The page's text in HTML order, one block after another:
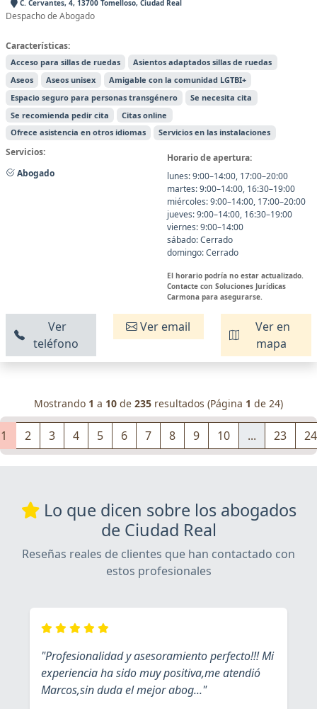
C. Cervantes, 4, 13700 Tomelloso, Ciudad Real
Despacho de Abogado
Características:
Acceso para sillas de ruedas
Asientos adaptados sillas de ruedas
Aseos
Aseos unisex
Amigable con la comunidad LGTBI+
Espacio seguro para personas transgénero
Se necesita cita
Se recomienda pedir cita
Citas online
Ofrece asistencia en otros idiomas
Servicios en las instalaciones
Servicios:
Abogado
Horario de apertura:
lunes: 9:00–14:00, 17:00–20:00
martes: 9:00–14:00, 16:30–19:00
miércoles: 9:00–14:00, 17:00–20:00
jueves: 9:00–14:00, 16:30–19:00
viernes: 9:00–14:00
sábado: Cerrado
domingo: Cerrado
El horario podría no estar actualizado.
Contacte con Soluciones Jurídicas
Carmona para asegurarse.
Ver
teléfono
Ver email
Ver en
mapa
Mostrando 1 a 10 de 235 resultados (Página 1 de 24)
1 2 3 4 5 6 7 8 9 10 ... 23 24
Lo que dicen sobre los abogados
de Ciudad Real
Reseñas reales de clientes que han contactado con
estos profesionales
"Profesionalidad y asesoramiento perfecto!!! Mi
experiencia ha sido muy positiva,me atendió
Marcos,sin duda el mejor abog..."